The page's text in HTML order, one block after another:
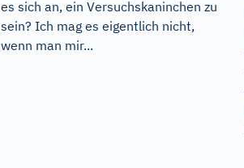
es sich an, ein Versuchskaninchen zu
sein? Ich mag es eigentlich nicht,
wenn man mir...